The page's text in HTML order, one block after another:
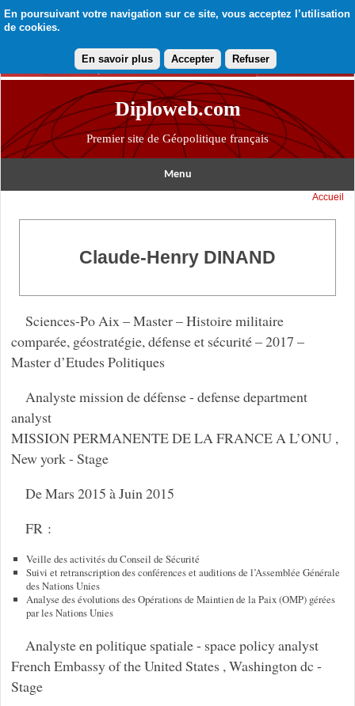
En poursuivant votre navigation sur ce site, vous acceptez l’utilisation
de cookies.
En savoir plus Accepter Refuser
Diploweb.com
Premier site de Géopolitique français
Menu
Accueil
Claude-Henry DINAND
Sciences-Po Aix – Master – Histoire militaire
comparée, géostratégie, défense et sécurité – 2017 –
Master d’Etudes Politiques
Analyste mission de défense - defense department
analyst
MISSION PERMANENTE DE LA FRANCE A L’ONU ,
New york - Stage
De Mars 2015 à Juin 2015
FR :
Veille des activités du Conseil de Sécurité
Suivi et retranscription des conférences et auditions de l’Assemblée Générale
des Nations Unies
Analyse des évolutions des Opérations de Maintien de la Paix (OMP) gérées
par les Nations Unies
Analyste en politique spatiale - space policy analyst
French Embassy of the United States , Washington dc -
Stage